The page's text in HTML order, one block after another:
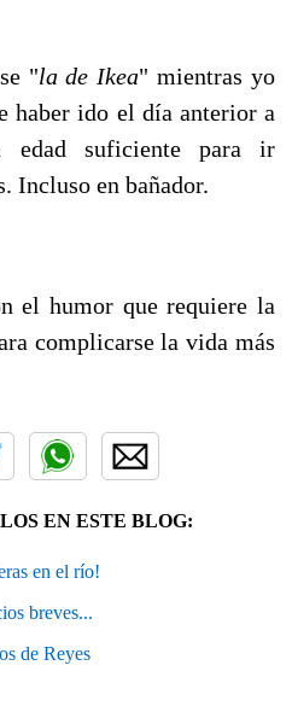
"la de Ikea" mientras yo
haber ido el día anterior a
edad suficiente para ir
Incluso en bañador.
el humor que requiere la
complicarse la vida más
EN ESTE BLOG:
en el río!
breves...
de Reyes